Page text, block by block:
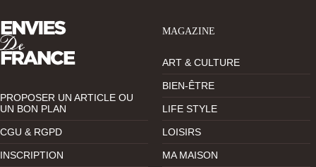
PROPOSER UN ARTICLE OU
UN BON PLAN
CGU & RGPD
INSCRIPTION
MAGAZINE
ART & CULTURE
BIEN-ÊTRE
LIFE STYLE
LOISIRS
MA MAISON